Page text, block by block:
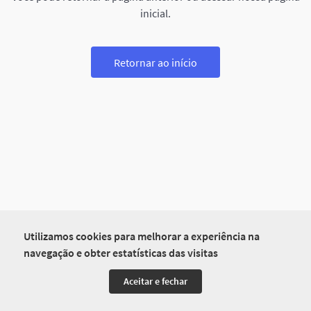
Utilizamos cookies para melhorar a experiência na
navegação e obter estatísticas das visitas
Aceitar e fechar
inicial.
Retornar ao início